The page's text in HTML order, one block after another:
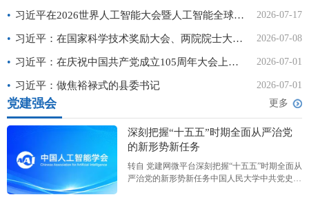
参加全国政协十四届四次会议的农工党、九三学
• 习近平在2026世界人工智能大会暨人工智能全球治理高级别会议开幕式上的主旨讲话（全文） 2026-07-17
• 习近平：在国家科学技术奖励大会、两院院士大会、中国科协第十一次全国代表大会上的讲话 2026-07-08
• 习近平：在庆祝中国共产党成立105周年大会上的讲话 2026-07-01
• 习近平：做焦裕禄式的县委书记 2026-07-01
党建强会 更多
深刻把握“十五五”时期全面从严治党
的新形势新任务
转自 党建网微平台深刻把握“十五五”时期全面从
严治党的新形势新任务中国人民大学中共党史党